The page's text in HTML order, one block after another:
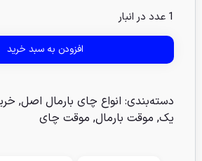
1 عدد در انبار
افزودن به سبد خرید
دسته‌بندی: انواع چای بارمال اصل,
یک, موقت بارمال, موقت چای